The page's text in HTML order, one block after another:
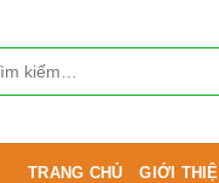
TRANG CHỦ GIỚI